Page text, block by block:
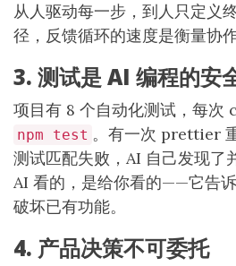
从人驱动每一步，到人只定义
径，反馈循环的速度是衡量协
3. 测试是 AI 编程的安
项目有 8 个自动化测试，每次
npm test 。有一次 prettier
测试匹配失败，AI 自己发现了
AI 看的，是给你看的——它告
破坏已有功能。
4. 产品决策不可委托